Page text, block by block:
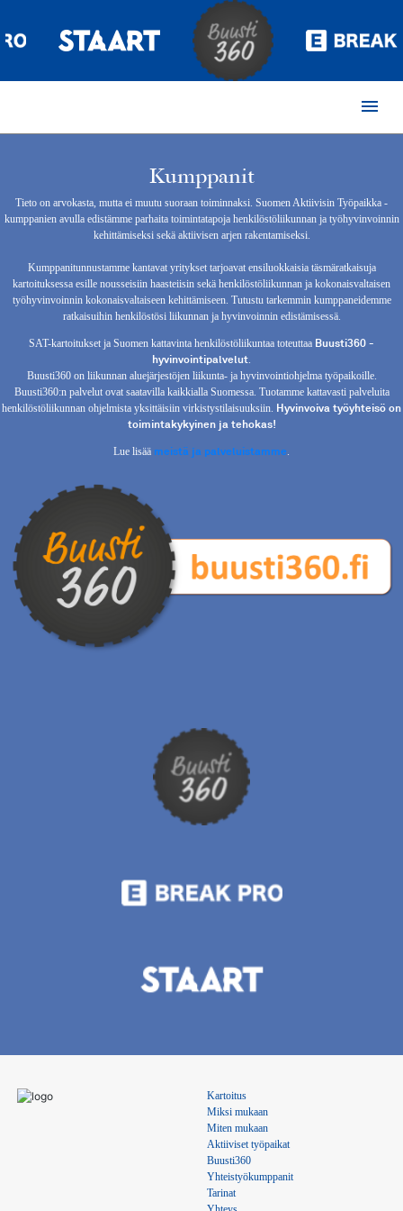
menu
Kumppanit
Tieto on arvokasta, mutta ei muutu suoraan toiminnaksi. Suomen Aktiivisin Työpaikka -
kumppanien avulla edistämme parhaita toimintatapoja henkilöstöliikunnan ja työhyvinvoinnin
kehittämiseksi sekä aktiivisen arjen rakentamiseksi.
Kumppanitunnustamme kantavat yritykset tarjoavat ensiluokkaisia täsmäratkaisuja
kartoituksessa esille nousseisiin haasteiisin sekä henkilöstöliikunnan ja kokonaisvaltaisen
työhyvinvoinnin kokonaisvaltaiseen kehittämiseen. Tutustu tarkemmin kumppaneidemme
ratkaisuihin henkilöstösi liikunnan ja hyvinvoinnin edistämisessä.
SAT-kartoitukset ja Suomen kattavinta henkilöstöliikuntaa toteuttaa Buusti360 -
hyvinvointipalvelut.
Buusti360 on liikunnan aluejärjestöjen liikunta- ja hyvinvointiohjelma työpaikoille.
Buusti360:n palvelut ovat saatavilla kaikkialla Suomessa. Tuotamme kattavasti palveluita
henkilöstöliikunnan ohjelmista yksittäisiin virkistystilaisuuksiin. Hyvinvoiva työyhteisö on
toimintakykyinen ja tehokas!
Lue lisää meistä ja palveluistamme.
Kartoitus
Miksi mukaan
Miten mukaan
Aktiiviset työpaikat
Buusti360
Yhteistyökumppanit
Tarinat